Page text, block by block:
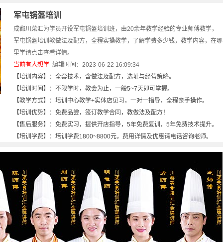
军屯锅盔培训
成都川菜汇为学员开设军屯锅盔培训班，由20余年教学经验的专业师傅教学，
军屯锅盔培训教做法及配方，全程实操教学，了解学费多少钱，教学内容，在哪
里学请点击查看详情。
当前有人想学 编辑时间：2023-06-22 16:09:34
【培训内容】：全套技术，含做法及配方，选址与经营策略。
【培训时间】：不限学时，教会为止，一般5~7天即可掌握。
【教学方式】：培训中心教学+实体店见习，一对一指导，全程亲手操作。
【培训优势】：免费品尝，签订教学合同，教做法及配方！
【售后服务】：免费实习，提供开店指导，5年免费复训，5年免费技术提升。
【培训学费】：培训学费1800~8800元，费用详情及优惠请电话咨询老师。